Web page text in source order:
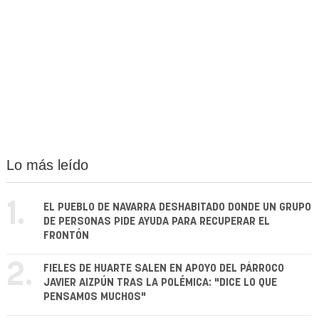
Lo más leído
1.
EL PUEBLO DE NAVARRA DESHABITADO DONDE UN GRUPO
DE PERSONAS PIDE AYUDA PARA RECUPERAR EL
FRONTÓN
2.
FIELES DE HUARTE SALEN EN APOYO DEL PÁRROCO
JAVIER AIZPÚN TRAS LA POLÉMICA: "DICE LO QUE
PENSAMOS MUCHOS"